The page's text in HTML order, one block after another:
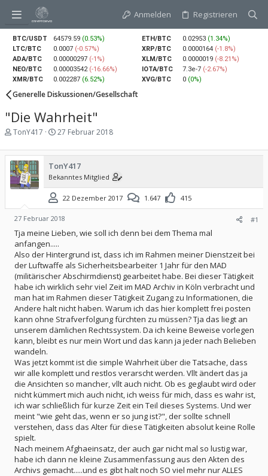
Anmelden Registrieren
BTC/USDT 64579.59 (0.53%) ETH/BTC 0.02953 (1.34%)
LTC/BTC
0.0007 (-0.57%) XRP/BTC 0.0000164 (-1.8%)
ADA/BTC
0.00000297 (-1%) XLM/BTC 0.0000019 (-8.21%)
NEO/BTC
0.00003542 (-16.66%) IOTA/BTC 7.3e-7 (-2.67%)
XMR/BTC
0.002287 (6.52%) XVG/BTC 0 (0%)
Generelle Diskussionen/Gesellschaft
"Die Wahrheit"
E
s
t
e
l
l
r
TonY417
E
s
e
l
l
t
a
m
27 Februar 2018
TonY417
Bekanntes Mitglied
22 Dezember 2017 1.647 415
27 Februar 2018 #1
Tja meine Lieben, wie soll ich denn bei dem Thema mal
anfangen.....
Also der Hintergrund ist, dass ich im Rahmen meiner Dienstzeit bei
der Luftwaffe als Sicherheitsbearbeiter 1 Jahr für den MAD
(militärischer Abschirmdienst) gearbeitet habe. Bei dieser Tätigkeit
habe ich wirklich sehr viel Zeit im MAD Archiv in Köln verbracht und
man hat im Rahmen dieser Tätigkeit Zugang zu Informationen, die
Andere halt nicht haben. Warum ich das hier komplett frei posten
kann ohne Strafverfolgung fürchten zu müssen? Tja das liegt an
unserem dämlichen Rechtssystem. Da ich keine Beweise vorlegen
kann, bleibt es nur mein Wort und das kann ja jeder nach Belieben
wandeln.
Was jetzt kommt ist die simple Wahrheit über die Tatsache, dass
wir alle komplett und restlos verarscht werden. Vllt ändert das ja
die Ansichten so mancher, vllt auch nicht. Ob es geglaubt wird oder
nicht kümmert mich auch nicht, ich weiss für mich, dass es wahr ist,
ich war schließlich für kurze Zeit ein Teil dieses Systems. Und wer
meint "wie geht das, wenn er so jung ist?", der sollte schnell
verstehen, dass das Alter für diese Tätigkeiten absolut keine Rolle
spielt.
Nach meinem Afghaeinsatz, der auch gar nicht mal so lustig war,
habe ich dann ne kleine Zusammenfassung aus den Akten des
Archivs gemacht.....und es gibt halt noch SO viel mehr nur ALLES